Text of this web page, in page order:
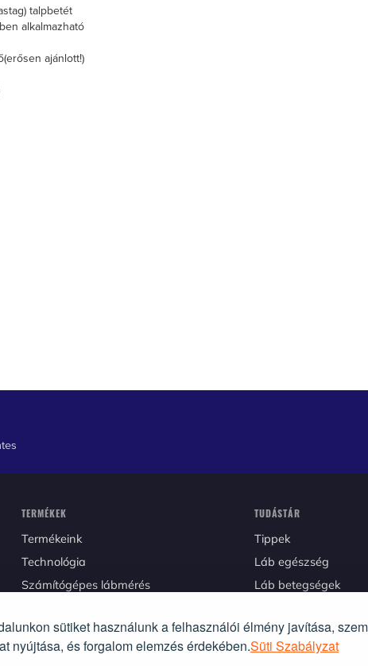
sütiket használunk a felhasználói élmény javítása,
nyújtása, és forgalom elemzés érdekében.Süti Szabályzat
talpbetét
alkalmazható
ajánlott!)
TERMÉKEK
Termékeink
Technológia
Számítógépes lábmérés
TUDÁSTÁR
tippek
láb egészség
láb betegségek
használati